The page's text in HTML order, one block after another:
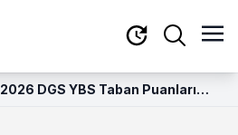
2026 DGS YBS Taban Puanları